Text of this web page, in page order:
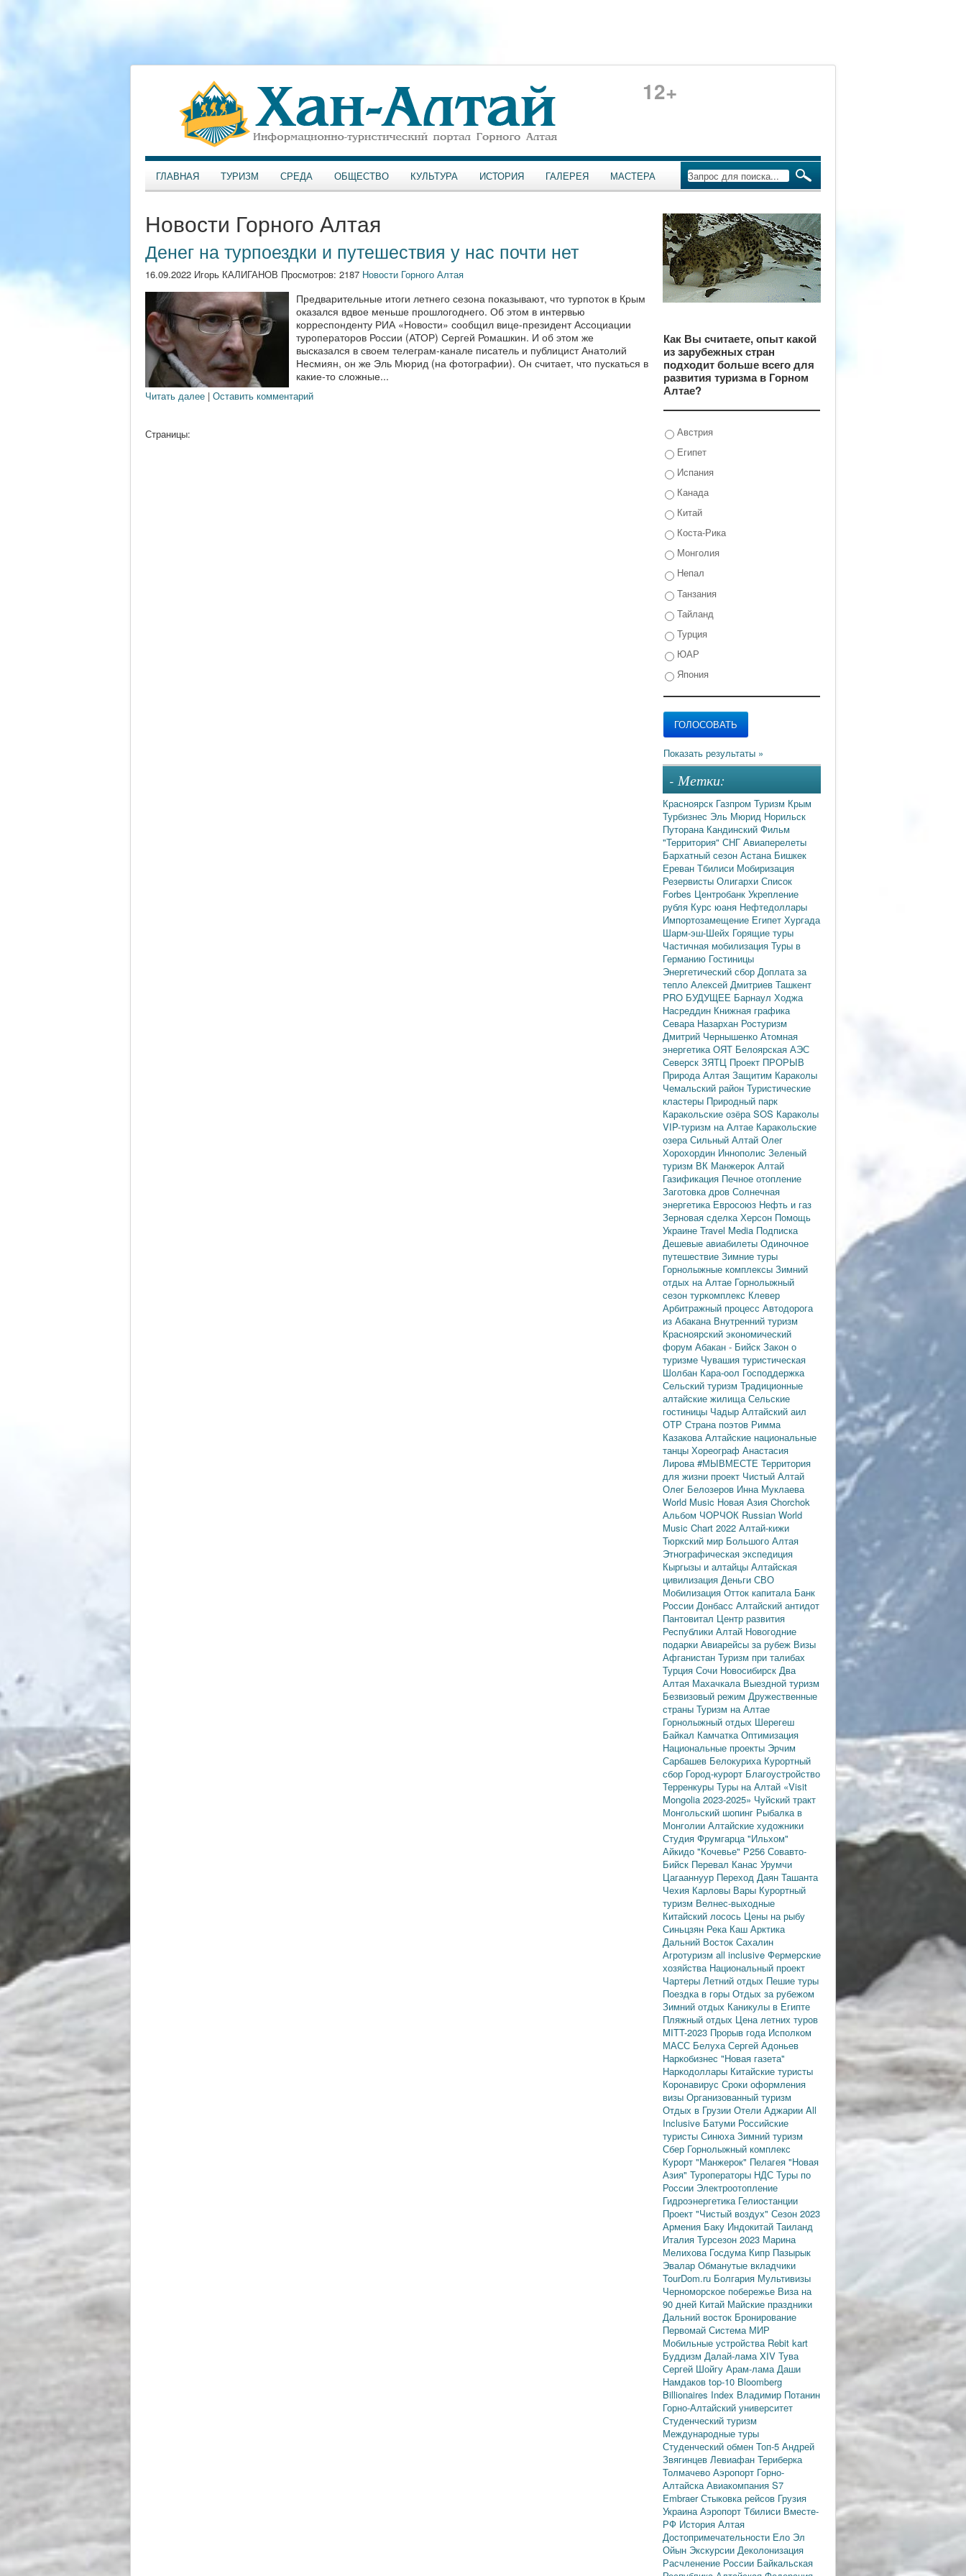
12+
ГЛАВНАЯ ТУРИЗМ СРЕДА ОБЩЕСТВО КУЛЬТУРА ИСТОРИЯ ГАЛЕРЕЯ МАСТЕРА
Новости Горного Алтая
Денег на турпоездки и путешествия у нас почти нет
16.09.2022 Игорь КАЛИГАНОВ Просмотров: 2187 Новости Горного Алтая
Предварительные итоги летнего сезона показывают, что турпоток в Крым
оказался вдвое меньше прошлогоднего. Об этом в интервью
корреспонденту РИА «Новости» сообщил вице-президент Ассоциации
туроператоров России (АТОР) Сергей Ромашкин. И об этом же
высказался в своем телеграм-канале писатель и публицист Анатолий
Несмиян, он же Эль Мюрид (на фотографии). Он считает, что пускаться в
какие-то сложные...
Читать далее | Оставить комментарий
Страницы:
Как Вы считаете, опыт какой
из зарубежных стран
подходит больше всего для
развития туризма в Горном
Алтае?
Австрия
Египет
Испания
Канада
Китай
Коста-Рика
Монголия
Непал
Танзания
Тайланд
Турция
ЮАР
Япония
- Метки:
Красноярск Газпром Туризм Крым
Турбизнес Эль Мюрид Норильск
Путорана Кандинский Фильм
"Территория" СНГ Авиаперелеты
Бархатный сезон Астана Бишкек
Ереван Тбилиси Мобиризация
Резервисты Олигархи Список
Forbes Центробанк Укрепление
рубля Курс юаня Нефтедоллары
Импортозамещение Египет Хургада
Шарм-эш-Шейх Горящие туры
Частичная мобилизация Туры в
Германию Гостиницы
Энергетический сбор Доплата за
тепло Алексей Дмитриев Ташкент
PRO БУДУЩЕЕ Барнаул Ходжа
Насреддин Книжная графика
Севара Назархан Ростуризм
Дмитрий Чернышенко Атомная
энергетикаОЯТ Белоярская АЭС
Северск ЗЯТЦ Проект ПРОРЫВ
Природа Алтая Защитим Караколы
Чемальский район Туристические
кластеры Природный парк
Каракольские озёраSOS Караколы
VIP-туризм на Алтае Каракольские
озераСильный Алтай Олег
Хорохордин Иннополис Зеленый
туризм ВК Манжерок Алтай
Газификация Печное отопление
Заготовка дров Солнечная
энергетика Евросоюз Нефть и газ
Зерновая сделкаХерсон Помощь
Украине Travel Media Подписка
Дешевые авиабилеты Одиночное
путешествие Зимние туры
Горнолыжные комплексы Зимний
отдых на Алтае Горнолыжный
сезон туркомплекс Клевер
Арбитражный процесс Автодорога
из Абакана Внутренний туризм
Красноярский экономический
форум Абакан - Бийск Закон о
туризме Чувашия туристическая
Шолбан Кара-оол Господдержка
Сельский туризм Традиционные
алтайские жилищаСельские
гостиницы Чадыр Алтайский аил
ОТР Страна поэтов Римма
КазаковаАлтайские национальные
танцы Хореограф Анастасия
Лирова#МЫВМЕСТЕ Территория
для жизни проект Чистый Алтай
Олег Белозеров Инна Муклаева
World Music Новая Азия Chorchok
Альбом ЧОРЧОК Russian World
Music Chart 2022 Алтай-кижи
Тюркский мир Большого Алтая
Этнографическая экспедиция
Кыргызы и алтайцы Алтайская
цивилизация Деньги СВО
Мобилизация Отток капитала Банк
России Донбасс Алтайский антидот
Пантовитал Центр развития
Республики Алтай Новогодние
подарки Авиарейсы за рубеж Визы
Афганистан Туризм при талибах
Турция Сочи Новосибирск Два
Алтая Махачкала Выездной туризм
Безвизовый режим Дружественные
страны Туризм на Алтае
Горнолыжный отдых Шерегеш
Байкал КамчаткаОптимизация
Национальные проекты Эрчим
Сарбашев Белокуриха Курортный
сбор Город-курорт Благоустройство
Терренкуры Туры на Алтай «Visit
Mongolia 2023-2025» Чуйский тракт
Монгольский шопинг Рыбалка в
Монголии Алтайские художники
Студия Фрумгарца"Ильхом"
Айкидо "Кочевье" Р256 Совавто-
Бийск Перевал Канас Урумчи
Цагааннуур Переход Даян Ташанта
Чехия Карловы Вары Курортный
туризм Велнес-выходные
Китайский лосось Цены на рыбу
Синьцзян Река Каш Арктика
Дальний Восток Сахалин
Агротуризм all inclusive Фермерские
хозяйства Национальный проект
Чартеры Летний отдых Пешие туры
Поездка в горы Отдых за рубежом
Зимний отдых Каникулы в Египте
Пляжный отдых Цена летних туров
MITT-2023 Прорыв года Исполком
МАСС БелухаСергей Адоньев
Наркобизнес "Новая газета"
Наркодоллары Китайские туристы
Коронавирус Сроки оформления
визы Организованный туризм
Отдых в Грузии Отели Аджарии All
Inclusive Батуми Российские
туристы СинюхаЗимний туризм
Сбер Горнолыжный комплекс
Курорт "Манжерок" Пелагея "Новая
Азия" Туроператоры НДС Туры по
России Электроотопление
Гидроэнергетика Гелиостанции
Проект "Чистый воздух" Сезон 2023
Армения Баку Индокитай Таиланд
Италия Турсезон 2023 Марина
Мелихова Госдума Кипр Пазырык
Эвалар Обманутые вкладчики
TourDom.ru Болгария Мультивизы
Черноморское побережье Виза на
90 дней Китай Майские праздники
Дальний восток Бронирование
Первомай Система МИР
Мобильные устройства Rebit kart
Буддизм Далай-лама XIV Тува
Сергей Шойгу Арам-ламаДаши
Намдаков top-10 Bloomberg
Billionaires Index Владимир Потанин
Горно-Алтайский университет
Студенческий туризм
Международные туры
Студенческий обмен Топ-5 Андрей
Звягинцев Левиафан Териберка
Толмачево Аэропорт Горно-
АлтайскаАвиакомпания S7
EmbraerСтыковка рейсов Грузия
УкраинаАэропорт Тбилиси Вместе-
РФ История Алтая
Достопримечательности Ело Эл
Ойын Экскурсии Деколонизация
Расчленение России Байкальская